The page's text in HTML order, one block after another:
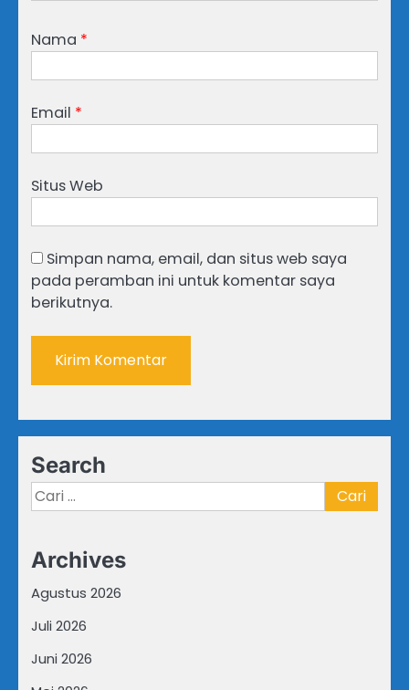
Nama *
Email *
Situs Web
Simpan nama, email, dan situs web saya
pada peramban ini untuk komentar saya
berikutnya.
Search
Cari
untuk:
Archives
Agustus 2026
Juli 2026
Juni 2026